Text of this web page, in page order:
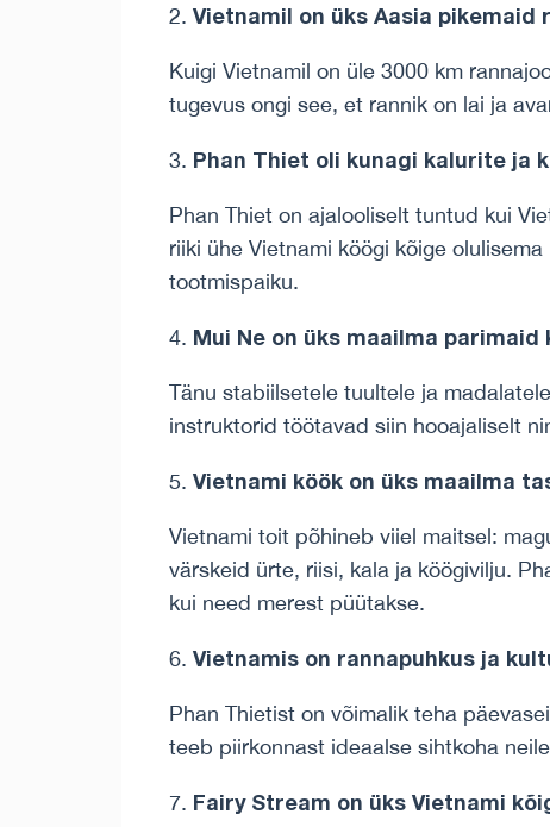
Vietnamil on üks Aasia
Kuigi Vietnamil on üle 3000 km
tugevus ongi see, et rannik on lai ja
Phan Thiet oli kunagi kalurite ja
Phan Thiet on ajalooliselt tuntud kui
riiki ühe Vietnami köögi kõige
tootmispaiku.
Mui Ne on üks maailma
Tänu stabiilsetele tuultele ja
instruktorid töötavad siin hooajaliselt
Vietnami köök on üks maailma
Vietnami toit põhineb viiel maitsel:
värskeid ürte, riisi, kala ja köögivilju.
kui need merest püütakse.
Vietnamis on rannapuhkus ja
Phan Thietist on võimalik teha
teeb piirkonnast ideaalse sihtkoha
Fairy Stream on üks Vietnami